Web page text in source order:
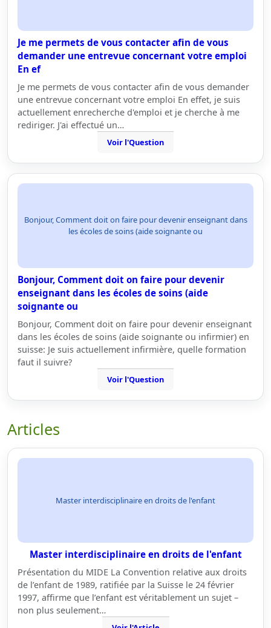
Je me permets de vous contacter afin de vous
demander une entrevue concernant votre emploi
En ef
Je me permets de vous contacter afin de vous demander
une entrevue concernant votre emploi En effet, je suis
actuellement enrecherche d'emploi et je cherche à me
rediriger. J'ai effectué un…
Voir l'Question
Bonjour, Comment doit on faire pour devenir enseignant dans
les écoles de soins (aide soignante ou
Bonjour, Comment doit on faire pour devenir
enseignant dans les écoles de soins (aide
soignante ou
Bonjour, Comment doit on faire pour devenir enseignant
dans les écoles de soins (aide soignante ou infirmier) en
suisse: Je suis actuellement infirmière, quelle formation
faut il suivre?
Voir l'Question
Articles
Master interdisciplinaire en droits de l'enfant
Master interdisciplinaire en droits de l'enfant
Présentation du MIDE La Convention relative aux droits
de l’enfant de 1989, ratifiée par la Suisse le 24 février
1997, affirme que l’enfant est véritablement un sujet –
non plus seulement…